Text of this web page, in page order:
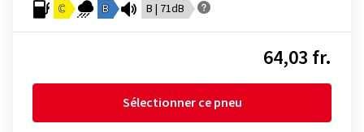
C B B | 71dB
64,03 fr.
Sélectionner ce pneu